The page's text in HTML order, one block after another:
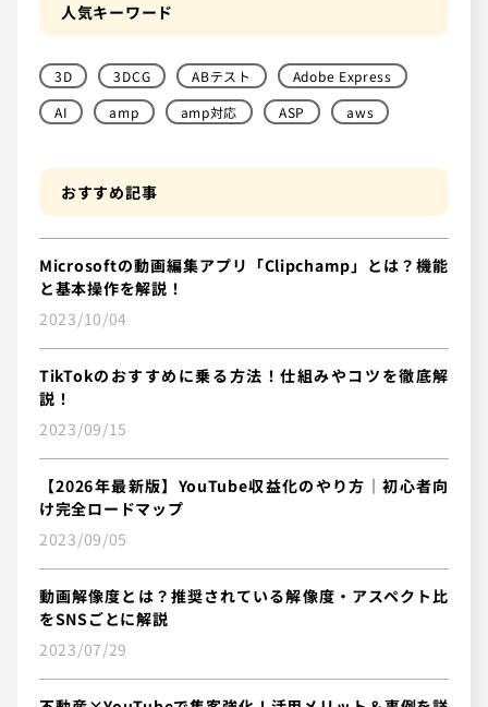
人気キーワード
3D 3DCG ABテスト
Adobe Express
AI
amp amp対応 ASP aws
おすすめ記事
Microsoftの動画編集アプリ「Clipchamp」とは？機能
と基本操作を解説！
2023/10/04
TikTokのおすすめに乗る方法！仕組みやコツを徹底解
説！
2023/09/15
【2026年最新版】YouTube収益化のやり方｜初心者向
け完全ロードマップ
2023/09/05
動画解像度とは？推奨されている解像度・アスペクト比
をSNSごとに解説
2023/07/29